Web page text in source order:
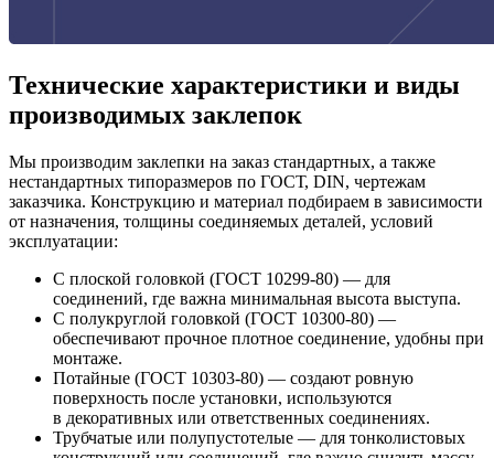
Технические характеристики и виды
производимых заклепок
Мы производим заклепки на заказ стандартных, а также
нестандартных типоразмеров по ГОСТ, DIN, чертежам
заказчика. Конструкцию и материал подбираем в зависимости
от назначения, толщины соединяемых деталей, условий
эксплуатации:
С плоской головкой (ГОСТ 10299-80) — для
соединений, где важна минимальная высота выступа.
С полукруглой головкой (ГОСТ 10300-80) —
обеспечивают прочное плотное соединение, удобны при
монтаже.
Потайные (ГОСТ 10303-80) — создают ровную
поверхность после установки, используются
в декоративных или ответственных соединениях.
Трубчатые или полупустотелые — для тонколистовых